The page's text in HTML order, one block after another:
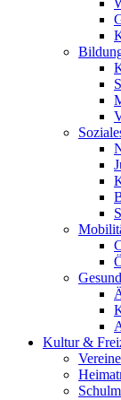
Kultur &
Vereine